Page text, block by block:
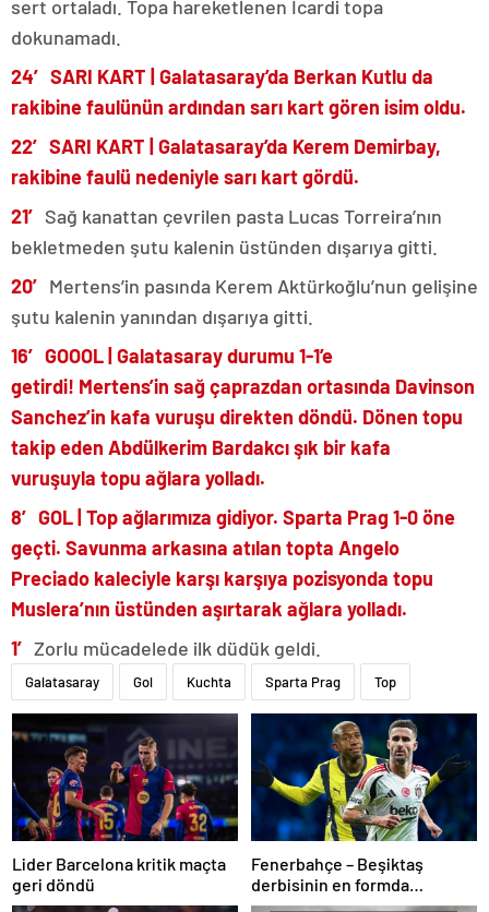
sert ortaladı. Topa hareketlenen Icardi topa
dokunamadı.
24′ SARI KART | Galatasaray’da Berkan Kutlu da
rakibine faulünün ardından sarı kart gören isim oldu.
22′ SARI KART | Galatasaray’da Kerem Demirbay,
rakibine faulü nedeniyle sarı kart gördü.
21′ Sağ kanattan çevrilen pasta Lucas Torreira’nın
bekletmeden şutu kalenin üstünden dışarıya gitti.
20′ Mertens’in pasında Kerem Aktürkoğlu’nun gelişine
şutu kalenin yanından dışarıya gitti.
16′ GOOOL | Galatasaray durumu 1-1’e
getirdi! Mertens’in sağ çaprazdan ortasında Davinson
Sanchez’in kafa vuruşu direkten döndü. Dönen topu
takip eden Abdülkerim Bardakcı şık bir kafa
vuruşuyla topu ağlara yolladı.
8′ GOL | Top ağlarımıza gidiyor. Sparta Prag 1-0 öne
geçti. Savunma arkasına atılan topta Angelo
Preciado kaleciyle karşı karşıya pozisyonda topu
Muslera’nın üstünden aşırtarak ağlara yolladı.
1′ Zorlu mücadelede ilk düdük geldi.
Galatasaray Gol Kuchta Sparta Prag Top
Lider Barcelona kritik maçta
geri döndü
Fenerbahçe – Beşiktaş
derbisinin en formda
ayakları: Anderson Talisca ve